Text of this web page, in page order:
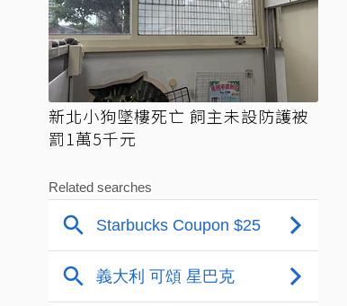
新北小狗墜樓死亡 飼主未設防護被
罰1萬5千元